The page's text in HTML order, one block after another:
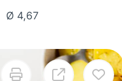
Ø 4,67